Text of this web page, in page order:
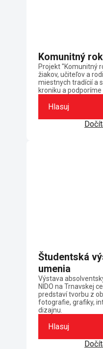
Komunitný
Projekt "Komunitný
žiakov, učiteľov a
miestnych tradícií a
kroniku a
Hlasuj
Študentská
umenia
Výstava
NIDO na Trnavskej
predstaví tvorbu z
fotografie, grafiky,
dizajnu.
Hlasuj